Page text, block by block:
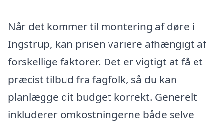
Når det kommer til montering af døre i
Ingstrup, kan prisen variere afhængigt af
forskellige faktorer. Det er vigtigt at få et
præcist tilbud fra fagfolk, så du kan
planlægge dit budget korrekt. Generelt
inkluderer omkostningerne både selve